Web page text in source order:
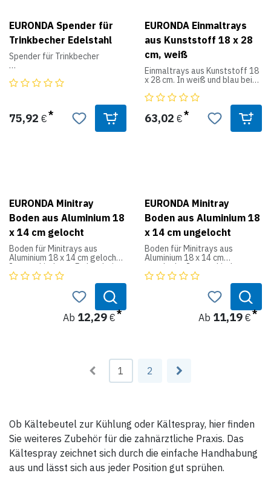
EURONDA Spender für
Trinkbecher Edelstahl
Spender für Trinkbecher
Edelstahl
Kunststoff- und
 Farben: grasgrün, hellblau,
gelb, orange, 70 Becher bei
75,92 €
EURONDA Einmaltrays
aus Kunststoff 18 x 28
cm, weiß
Einmaltrays aus Kunststoff 18
x 28 cm. In weiß und blau bei
 gerundete Kanten für mehr
Stabilität
63,02 €
EURONDA Minitray
Boden aus Aluminium 18
x 14 cm gelocht
Boden für Minitrays aus
Aluminium 18 x 14 cm gelocht.
In verschiedenen Farben bei
uns erhältlich.
Ab 12,29€
EURONDA Minitray
Boden aus Aluminium 18
x 14 cm ungelocht
Boden für Minitrays aus
Aluminium 18 x 14 cm
ungelocht. In verschiedenen
Farben bei uns erhältlich.
Ab 11,19€
1 2
Ob Kältebeutel zur Kühlung oder Kältespray, hier finden
Sie weiteres Zubehör für die zahnärztliche Praxis. Das
Kältespray zeichnet sich durch die einfache Handhabung
aus und lässt sich aus jeder Position gut sprühen.